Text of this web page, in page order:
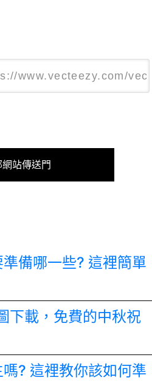
站傳送門
備哪一些? 這裡簡單
下載，免費的中秋祝
? 這裡教你該如何準